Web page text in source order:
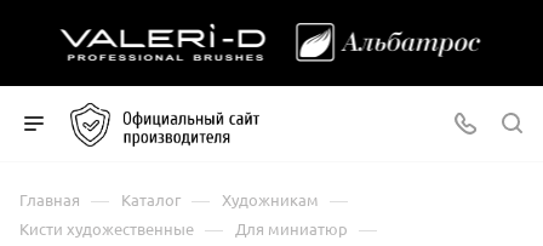
Главная — Каталог — Художникам —
Кисти художественные — Для миниатюр —